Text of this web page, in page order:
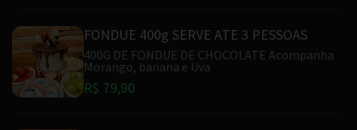
FONDUE 400g SERVE ATE 3 PESSOAS
400G DE FONDUE DE CHOCOLATE Acompanha
Morango, banana e Uva
R$ 79,90